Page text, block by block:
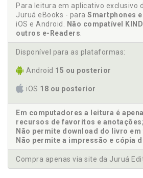
Para leitura em aplicativo exclusivo
Juruá eBooks - para Smartphones
iOS e Android.
Não compatível
outros e-Readers
Disponível para as plataformas:
Android 15 ou posterior
iOS 18 ou posterior
Em computadores a leitura é
recursos de favoritos e anotações;
Não permite download do livro em
Não permite a impressão e cópia
Compra apenas via site da Juruá